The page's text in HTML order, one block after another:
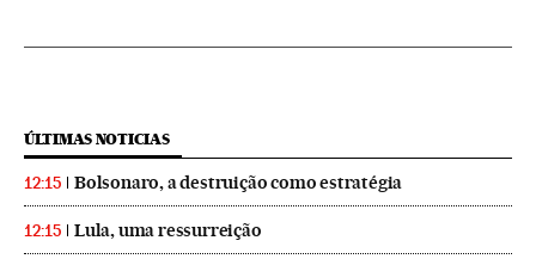
ÚLTIMAS NOTICIAS
12:15 Bolsonaro, a destruição como estratégia
12:15 Lula, uma ressurreição